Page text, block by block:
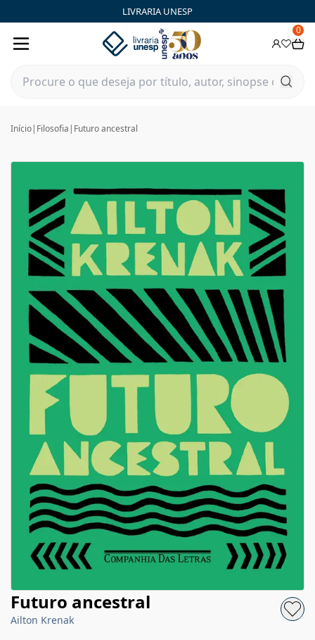
LIVRARIA UNESP
0
Início| Filosofia | Futuro ancestral
Futuro ancestral
Ailton Krenak